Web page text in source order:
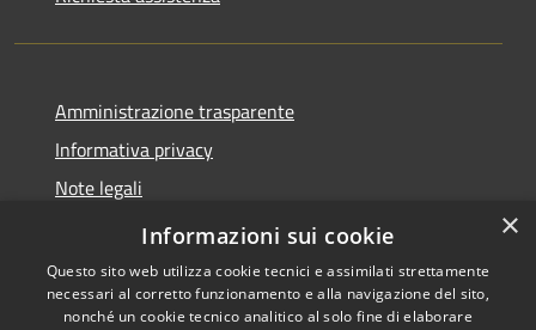
Amministrazione trasparente
Informativa privacy
Note legali
Dichiarazione di accessibilità
×
Informazioni sui cookie
Questo sito web utilizza cookie tecnici e assimilati strettamente
necessari al corretto funzionamento e alla navigazione del sito,
nonché un cookie tecnico analitico al solo fine di elaborare